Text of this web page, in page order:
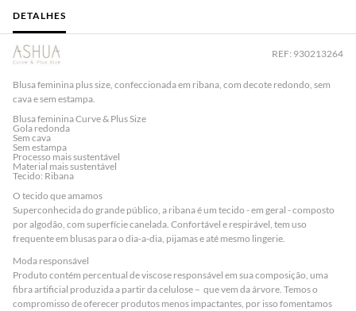
DETALHES
REF: 930213264
Blusa feminina plus size, confeccionada em ribana, com decote redondo, sem
cava e sem estampa.
Blusa feminina Curve & Plus Size
Gola redonda
Sem cava
Sem estampa
Processo mais sustentável
Material mais sustentável
Tecido: Ribana
O tecido que amamos
Superconhecida do grande público, a ribana é um tecido - em geral - composto
por algodão, com superfície canelada. Confortável e respirável, tem uso
frequente em blusas para o dia-a-dia, pijamas e até mesmo lingerie.
Moda responsável
Produto contém percentual de viscose responsável em sua composição, uma
fibra artificial produzida a partir da celulose – que vem da árvore. Temos o
compromisso de oferecer produtos menos impactantes, por isso fomentamos